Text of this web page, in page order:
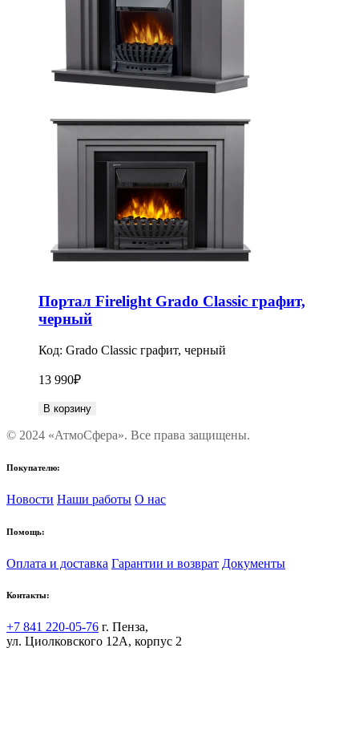
Портал Firelight Grado Classic графит,
черный
Код: Grado Classic графит, черный
13 990₽
В корзину
© 2024 «АтмоСфера». Все права защищены.
Покупателю:
Новости Наши работы О нас
Помощь:
Оплата и доставка Гарантии и возврат Документы
Контакты:
+7 841 220-05-76 г. Пенза,
ул. Циолковского 12А, корпус 2